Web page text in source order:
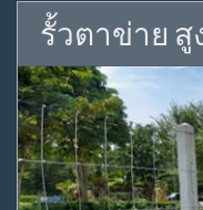
รั้วตาข่าย สู